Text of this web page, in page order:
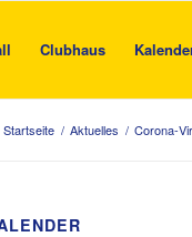
Clubhaus
Startseite / Aktuelles / Corona-